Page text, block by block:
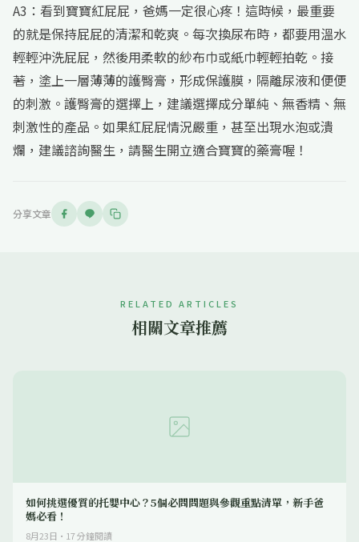
A3：看到寶寶紅屁屁，爸媽一定很心疼！這時候，最重要
的就是保持屁屁的清潔和乾爽。每次換尿布時，都要用溫水
輕輕沖洗屁屁，然後用柔軟的紗布巾或紙巾輕輕拍乾。接
著，塗上一層薄薄的護臀膏，形成保護膜，隔離尿液和便便
的刺激。護臀膏的選擇上，建議選擇成分單純、無香精、無
刺激性的產品。如果紅屁屁情況嚴重，甚至出現水泡或潰
爛，建議諮詢醫生，請醫生開立適合寶寶的藥膏喔！
分享文章
RELATED ARTICLES
相關文章推薦
如何挑選優質的托嬰中心？5個必問問題與參觀重點清單，新手爸
媽必看！
8月23日 · 17分鐘閱讀